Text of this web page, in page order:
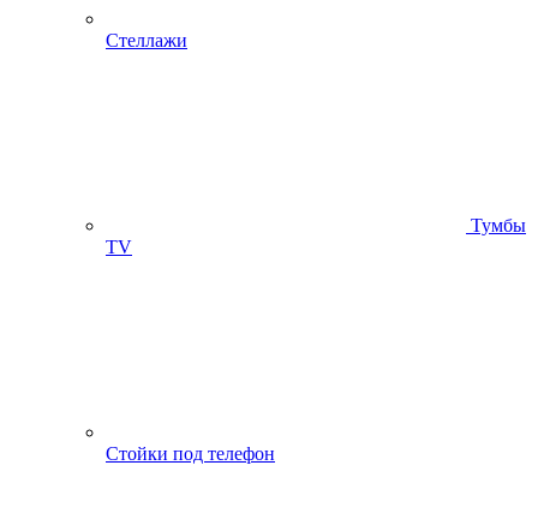
Стеллажи
Тумбы
ТV
Стойки под телефон